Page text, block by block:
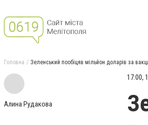
Головна Зеленський пообіцяв мільйон доларів за
Алина Рудакова
17:00,